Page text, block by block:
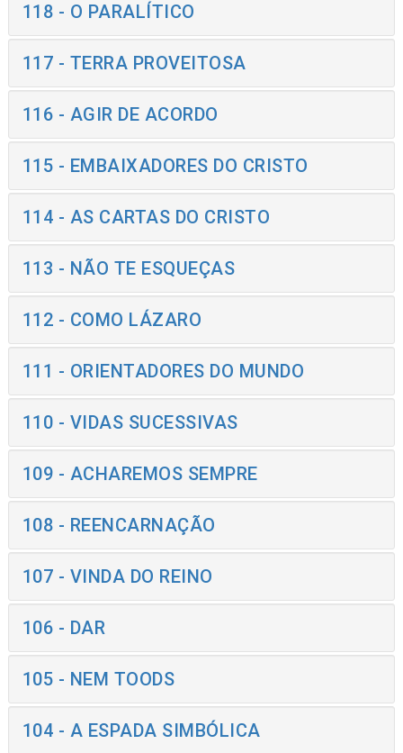
118 - O PARALÍTICO
117 - TERRA PROVEITOSA
116 - AGIR DE ACORDO
115 - EMBAIXADORES DO CRISTO
114 - AS CARTAS DO CRISTO
113 - NÃO TE ESQUEÇAS
112 - COMO LÁZARO
111 - ORIENTADORES DO MUNDO
110 - VIDAS SUCESSIVAS
109 - ACHAREMOS SEMPRE
108 - REENCARNAÇÃO
107 - VINDA DO REINO
106 - DAR
105 - NEM TOODS
104 - A ESPADA SIMBÓLICA